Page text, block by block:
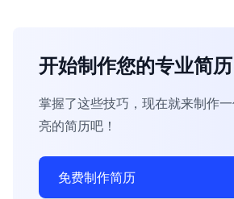
开始制作您的专业简历
掌握了这些技巧，现在就来制作
亮的简历吧！
免费制作简历